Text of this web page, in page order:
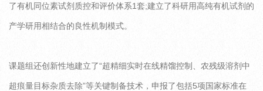
了有机同位素试剂质控和评价体系1套;建立了科研用高纯有机试剂的
产学研用相结合的良性机制模式。
课题组还创新性地建立了“超精细实时在线精馏控制、农残级溶剂中
超痕量目标杂质去除”等关键制备技术，申报了包括5项国家标准在